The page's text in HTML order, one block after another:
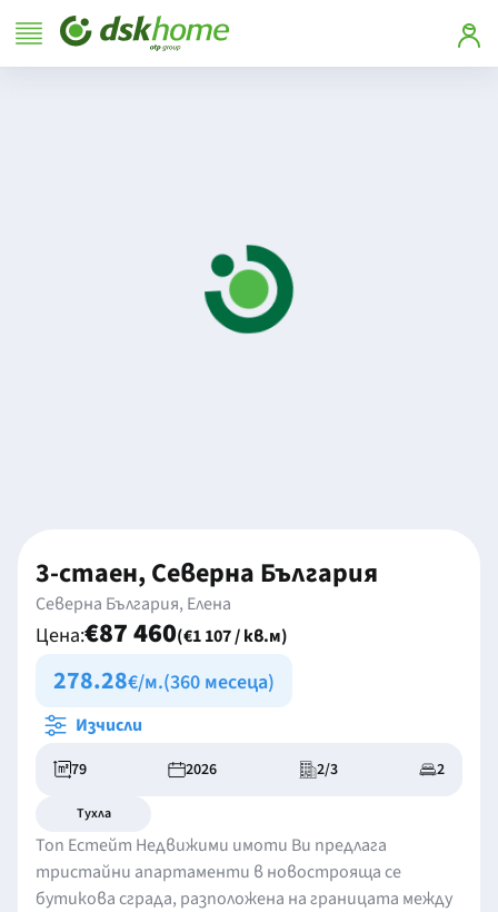
3-стаен, Северна България
Северна България, Елена
Цена:€87 460(€1 107 / кв.м)
278.28€/м.(360 месеца)
Изчисли
79 2026 2/3 2
Тухла
Топ Естейт Недвижими имоти Ви предлага
тристайни апартаменти в новострояща се
бутикова сграда, разположена на границата между